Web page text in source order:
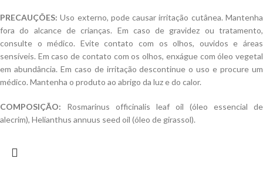
PRECAUÇÕES: Uso externo, pode causar irritação cutânea. Mantenha
fora do alcance de crianças. Em caso de gravidez ou tratamento,
consulte o médico. Evite contato com os olhos, ouvidos e áreas
sensíveis. Em caso de contato com os olhos, enxágue com óleo vegetal
em abundância. Em caso de irritação descontinue o uso e procure um
médico. Mantenha o produto ao abrigo da luz e do calor.
COMPOSIÇÃO: Rosmarinus officinalis leaf oil (óleo essencial de
alecrim), Helianthus annuus seed oil (óleo de girassol).